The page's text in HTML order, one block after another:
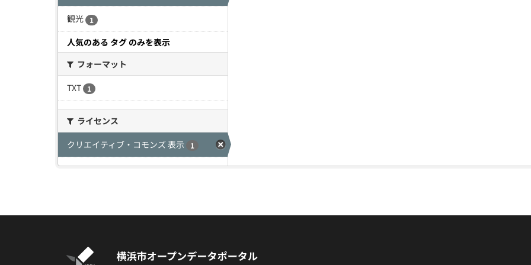
観光 1
人気のある タグ のみを表示
フォーマット
TXT
1
ライセンス
クリエイティブ・コモンズ 表示
1